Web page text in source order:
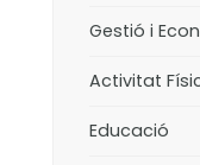
Gestió i
Activitat
Educació